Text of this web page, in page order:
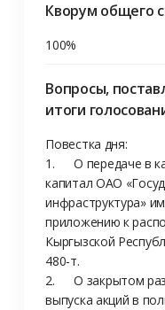
Кворум общего
100%
Вопросы,
итоги
Повестка дня:
1.	О передаче в качестве вклада в уставный
капитал ОАО
инфраструктура»
приложению к
Кыргызской
480-т.
2.	О закрытом размещении дополнительного
выпуска акций в